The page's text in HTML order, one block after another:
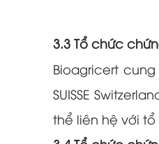
3.3 Tổ chức
Bioagricert
SUISSE
thể liên hệ với